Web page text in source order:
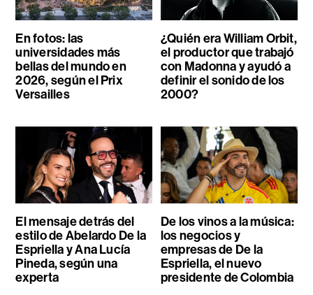
En fotos: las
universidades más
bellas del mundo en
2026, según el Prix
Versailles
¿Quién era William Orbit,
el productor que trabajó
con Madonna y ayudó a
definir el sonido de los
2000?
El mensaje detrás del
estilo de Abelardo De la
Espriella y Ana Lucía
Pineda, según una
experta
De los vinos a la música:
los negocios y
empresas de De la
Espriella, el nuevo
presidente de Colombia